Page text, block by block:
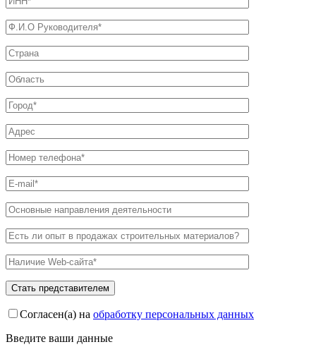
Согласен(а) на обработку персональных данных
Введите ваши данные